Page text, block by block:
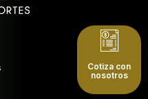
Cotiza con
nosotros